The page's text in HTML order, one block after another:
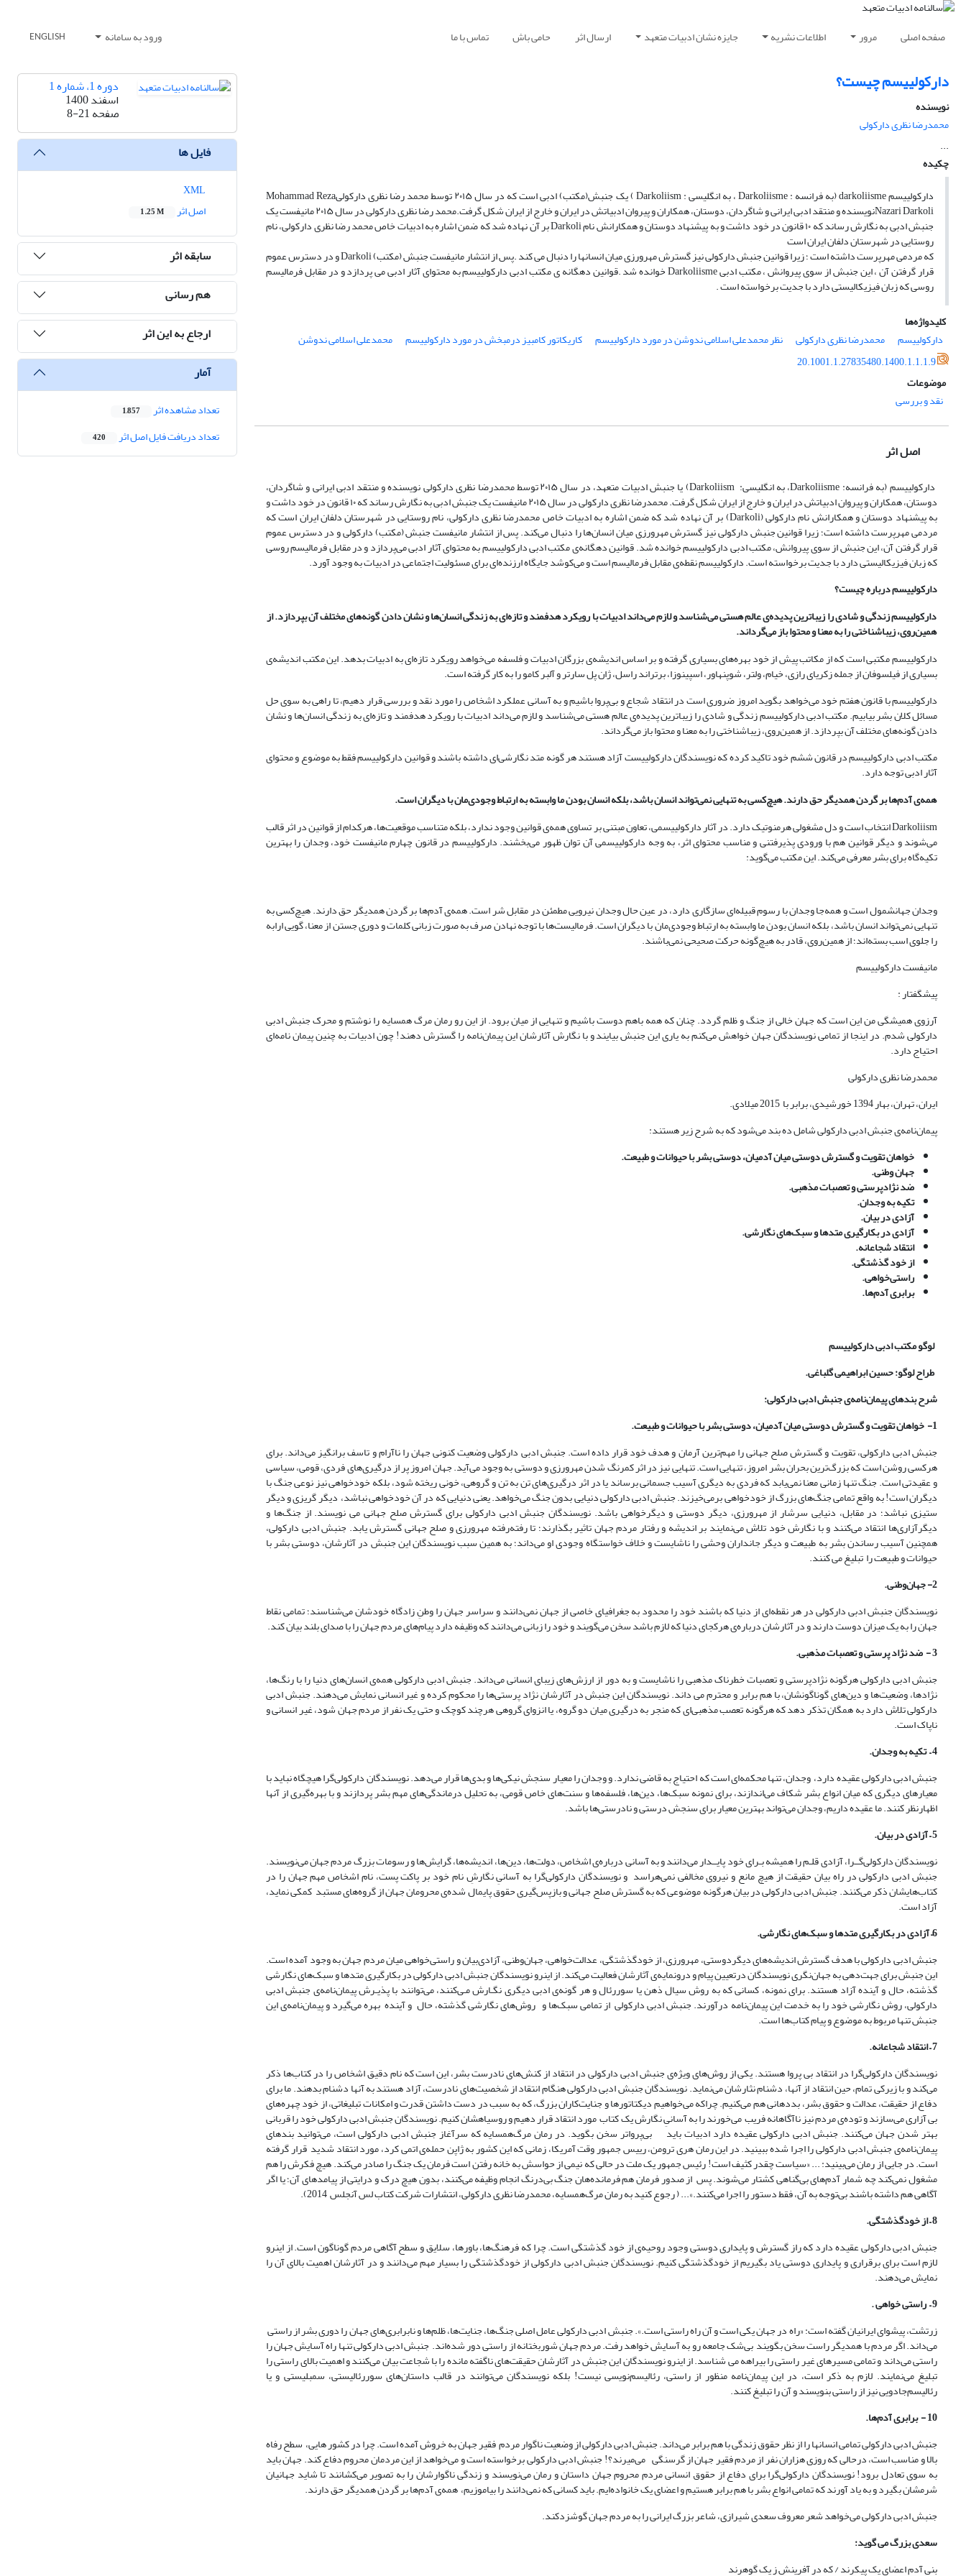
صفحه اصلی مرور اطلاعات نشریه جایزه نشان ادبیات متعهد ارسال اثر حامی باش تماس با ما ورود به سامانه ENGLISH
دارکولییسم چیست؟
نویسنده
محمدرضا نظری دارکولی
...
چکیده
دارکولییسم darkoliisme (به فرانسه : Darkoliisme ، به انگلیسی : Darkoliism ) یک جنبش(مکتب) ادبی است که در سال ۲۰۱۵ توسط محمد رضا نظری دارکولیMohammad Reza
Nazari Darkoliنویسنده و منتقد ادبی ایرانی و شاگردان، دوستان، همکاران و پیروان ادبیاتش در ایران و خارج از ایران شکل گرفت.محمد رضا نظری دارکولی در سال ۲۰۱۵ مانیفست یک
جنبش ادبی به نگارش رساند که ۱۰ قانون در خود داشت و به پیشنهاد دوستان و همکارانش نام Darkoli بر آن نهاده شد که ضمن اشاره به ادبیات خاص محمد رضا نظری دارکولی، نام
روستایی در شهرستان دلفان ایران است
که مردمی مهرپرست داشته است ؛ زیرا قوانین جنبش دارکولی نیز گسترش مهرورزی میان انسانها را دنبال می کند .پس از انتشار مانیفست جنبش (مکتب) Darkoli و در دسترس عموم
قرار گرفتن آن ، این جنبش از سوی پیروانش ، مکتب ادبی Darkoliisme خوانده شد .قوانین دهگانه ی مکتب ادبی دارکولییسم به محتوای آثار ادبی می پردازد و در مقابل فرمالیسم
روسی که زبان فیزیکالیستی دارد با جدیت برخواسته است .
کلیدواژه‌ها
دارکولییسم
محمدرضا نظری دارکولی نظر محمدعلی اسلامی ندوشن در مورد دارکولییسم کاریکاتور کامبیز درمبخش در مورد دارکولییسم
محمدعلی اسلامی ندوشن
20.1001.1.27835480.1400.1.1.1.9
موضوعات
نقد و بررسی
اصل اثر
دارکولییسم (به فرانسه: Darkoliisme، به انگلیسی: Darkoliism) یا جنبش ادبیات متعهد، در سال ۲۰۱۵ توسط محمدرضا نظری دارکولی نویسنده و منتقد ادبی ایرانی و شاگردان،
دوستان، همکاران و پیروان ادبیاتش در ایران و خارج از ایران شکل گرفت. محمدرضا نظری دارکولی در سال ۲۰۱۵ مانیفست یک جنبش ادبی به نگارش رساند که ۱۰ قانون در خود داشت و
به پیشنهاد دوستان و همکارانش نام دارکولی (Darkoli) بر آن نهاده شد که ضمن اشاره به ادبیات خاص محمدرضا نظری دارکولی، نام روستایی در شهرستان دلفان ایران است که
مردمی مهرپرست داشته است؛ زیرا قوانین جنبش دارکولی نیز گسترش مهرورزی میان انسان‌ها را دنبال می‌کند. پس از انتشار مانیفست جنبش (مکتب) دارکولی و در دسترس عموم
قرار گرفتن آن، این جنبش از سوی پیروانش، مکتب ادبی دارکولییسم خوانده شد. قوانین دهگانه‌ی مکتب ادبی دارکولییسم به محتوای آثار ادبی می‌پردازد و در مقابل فرمالیسم روسی
که زبان فیزیکالیستی دارد با جدیت برخواسته است. دارکولییسم نقطه‌ی مقابل فرمالیسم است و می‌‌کوشد جایگاه ارزنده‌ای برای مسئولیت اجتماعی در ادبیات به وجود آورد.
دارکولییسم درباره چیست؟
دارکولییسم زندگی و شادی را زیباترین پدیده‌ی عالم هستی می‌شناسد و لازم می‌داند ادبیات با رویکرد هدفمند و تازه‌ای به زندگی انسان‌ها و نشان دادن گونه‌های مختلف آن بپردازد. از
همین‌روی، زیباشناختی را به معنا و محتوا باز می‌گرداند.
دارکولییسم مکتبی است که از مکاتب پیش از خود بهره‌های بسیاری گرفته و بر اساس اندیشه‌ی بزرگان ادبیات و فلسفه می‌خواهد رویکرد تازه‌ای به ادبیات بدهد. این مکتب اندیشه‌ی
بسیاری از فیلسوفان از جمله زکریای رازی، خیام، ولتر، شوپنهاور، اسپینوزا، برتراند راسل، ژان پل سارتر و آلبر کامو را به کار گرفته است.
دارکولییسم با قانون هفتم خود می‌خواهد بگوید امروز ضروری است در انتقاد شجاع و بی‌پروا باشیم و به آسانی عملکرد اشخاص را مورد نقد و بررسی قرار دهیم، تا راهی به سوی حل
مسائل کلان بشر بیابیم. مکتب ادبی دارکولییسم زندگی و شادی را زیباترین پدیده‌ی عالم هستی می‌شناسد و لازم می‌داند ادبیات با رویکرد هدفمند و تازه‌ای به زندگی انسان‌ها و نشان
دادن گونه‌های مختلف آن بپردازد. از همین‌روی، زیباشناختی را به معنا و محتوا باز می‌گرداند.
مکتب ادبی دارکولییسم در قانون ششم خود تاکید کرده که نویسندگان دارکولییست آزاد هستند هر گونه متد نگارشی‌ای داشته باشند و قوانین دارکولییسم فقط به موضوع و محتوای
آثار ادبی توجه دارد.
همه‌ی آدم‌ها بر گردن همدیگر حق دارند. هیچ‌کسی به تنهایی نمی‌تواند انسان باشد، بلکه انسان بودن ما وابسته به ارتباط وجودی‌مان با دیگران است.
Darkoliism انتخاب است و دل مشغولی هرمنوتیک دارد. در آثار دارکولییسمی، تعاون مبتنی بر تساوی همه‌ی قوانین وجود ندارد، بلکه متناسب موقعیت‌ها، هرکدام از قوانین در اثر قالب
می‌شوند و دیگر قوانین هم با ورودی پذیرفتنی و مناسب محتوای اثر، به وجه دارکولییسمی آن توان ظهور می‌بخشند. دارکولییسم در قانون چهارم مانیفست خود، وجدان را بهترین
تکیه‌گاه برای بشر معرفی می‌کند. این مکتب می‌گوید:
وجدان جهانشمول است و همه‌جا وجدان با رسوم قبیله‌ای سازگاری دارد، در عین حال وجدان نیرویی مطمئن در مقابل شر است. همه‌ی آدم‌ها بر گردن همدیگر حق دارند. هیچ‌کسی به
تنهایی نمی‌تواند انسان باشد، بلکه انسان بودن ما وابسته به ارتباط وجودی‌مان با دیگران است. فرمالیست‌ها با توجه نهادن صرف به صورت زبانی کلمات و دوری جستن از معنا، گویی ارابه
را جلوی اسب بسته‌اند؛ از همین‌روی، قادر به هیچ‌گونه حرکت صحیحی نمی‌باشند.
مانیفست دارکولییسم
پیشگفتار :
آرزوی همیشگی من این است که جهان خالی از جنگ و ظلم گردد. چنان که همه باهم دوست باشیم و تنهایی از میان برود. از این رو رمان مرگ همسایه را نوشتم و محرک جنبش ادبی
دارکولی شدم. در اینجا از تمامی نویسندگان جهان خواهش می‌کنم به یاری این جنبش بیایند و با نگارش آثارشان این پیمان‌نامه را گسترش دهند! چون ادبیات به چنین پیمان نامه‌ای
احتیاج دارد.
محمدرضا نظری دارکولی
ایران، تهران، بهار 1394 خورشیدی، برابر با 2015 میلادی.
پیمان‌نامه‌ی جنبش ادبی دارکولی شامل ده بند می‌شود که به شرح زیر هستند:
خواهان تقویت و گسترش دوستی میان آدمیان، دوستی بشر با حیوانات و طبیعت.
جهان وطنی.
ضد نژادپرستی و تعصبات مذهبی.
تکیه به وجدان.
آزادی در بیان.
آزادی در بکارگیری متدها و سبک‌های نگارشی.
انتقاد شجاعانه.
از خود گذشتگی.
راستی‌خواهی‌.
برابری آدم‌ها.
لوگو مکتب ادبی دارکولییسم
طراح لوگو: حسین ابراهیمی گلباغی.
شرح بند‌های پیمان‌نامه‌ی جنبش ادبی دارکولی:
1- خواهان تقویت و گسترش دوستی میان آدمیان، دوستی بشر با حیوانات و طبیعت.
جنبش ادبی دارکولی، تقویت و گسترش صلح جهانی را مهم‌ترین آرمان و هدف خود قرار داده است‌. جنبش ادبی دارکولی وضعیت کنونی جهان را نا‌آرام و تاسف برانگیز می‌داند‌. برای
هرکسی روشن است که بزرگ‌ترین بحران بشر امروز، تنهایی است. تنهایی نیز در اثر کمرنگ شدن مهرورزی و دوستی به وجود می‌آید. جهان امروز پر از درگیری‌های فردی، قومی، سیاسی
و عقیدتی است. جنگ تنها زمانی معنا نمی‌یابد که فردی به دیگری آسیب جسمانی برساند یا در اثر درگیری‌های تن به تن و گروهی، خونی ریخته شود، بلکه خودخواهی نیز نوعی جنگ با
دیگران است! به واقع تمامی جنگ‌های بزرگ از خودخواهی برمی‌خیزند. جنبش ادبی دارکولی دنیایی بدون جنگ می‌خواهد. یعنی دنیایی که در آن خودخواهی نباشد، دیگر گریزی و دیگر
ستیزی نباشد؛ در مقابل، دنیایی سرشار از مهرورزی، دیگر دوستی و دیگر‌خواهی باشد. نویسندگان جنبش ادبی دارکولی برای گسترش صلح جهانی می نویسند. از جنگ‌ها و
دیگر‌آزاری‌ها انتقاد می‌کنند و با نگارش خود تلاش می‌نمایند بر اندیشه و رفتار مردم جهان تاثیر بگذارند‌؛ تا رفته‌رفته مهرورزی و صلح جهانی گسترش یابد. جنبش ادبی دارکولی‌،
همچنین آسیب رساندن بشر به طبیعت و دیگر جانداران وحشی را ناشایست و خلاف خواستگاه وجودی او می‌داند؛ به همین سبب نویسندگان این جنبش در آثارشان، دوستی بشر با
حیوانات و طبیعت را تبلیغ می کنند.
2- جهان‌وطنی.
نویسندگان جنبش ادبی دارکولی در هر نقطه‌ای از دنیا که باشند خود را محدود به جغرافیای خاصی از جهان نمی‌دانند و سراسر جهان را وطنِ زادگاه خودشان می‌شناسند؛ تمامی نقاط
جهان را به یک میزان دوست دارند و در آثارشان درباره‌ی هرکجای دنیا که لازم باشد سخن می‌گویند و خود را زبانی می‌دانند که وظیفه دارد پیام‌های مردم جهان را با صدای بلند بیان کند.
3 - ضد نژاد پرستی و تعصبات مذهبی.
جنبش ادبی دارکولی هرگونه نژاد‌پرستی و تعصبات خطرناک مذهبی را ناشایست و به دور از ارزش‌های زیبای انسانی می‌داند. جنبش ادبی دارکولی همه‌ی انسان‌های دنیا را با رنگ‌ها،
نژادها، وضعیت‌ها و دین‌های گوناگونشان، با هم برابر و محترم می داند. نویسندگان این جنبش در آثارشان نژاد پرستی‌ها را محکوم کرده و غیر انسانی نمایش می‌دهند. جنبش ادبی
دارکولی تلاش دارد به همگان تذکر دهد که هرگونه تعصب مذهبی‌ای که منجر به درگیری میان دو گروه، یا انزوای گروهی هرچند کوچک و حتی یک نفر از مردم جهان شود، غیر انسانی و
ناپاک است.
4
–تکیه به وجدان.
جنبش ادبی دارکولی عقیده دارد، وجدان، تنها محکمه‌ای است که احتیاج به قاضی ندارد. و وجدان را معیار سنجش نیکی‌ها و بدی‌ها قرار می‌دهد. نویسندگان دارکولی‌گرا هیچگاه نباید با
معیارهای دیگری که میان انواع بشر شکاف می‌اندازند، برای نمونه سبک‌ها، دین‌ها، فلسفه‌ها و سنت‌های خاص قومی، به تحلیل درماندگی‌های مهم بشر پردازند و با بهره‌گیری از آنها
اظهارنظر کنند. ما عقیده داریم، وجدان می‌تواند بهترین معیار برای سنجش درستی و نادرستی‌ها باشد.
5
–آزادی در بیان.
نویسندگان دارکولی‌گــرا، آزادی قلـم را همیشه بـرای خود پایــدار می‌دانند و به آسانی درباره‌ی اشخاص، دولت‌ها، دین‌ها، اندیشه‌ها، گرایش‌ها و رسومات بزرگ مردم جهان می‌نویسند.
جنبش ادبی دارکولی در راه بیان حقیقت از هیچ مانع و نیروی مخالفی نمی‌هراسد و نویسندگان دارکولی‌گرا به آسانیِ نگارشِ نام خود بر پاکت پست‌، نام اشخاص مهم جهان را در
کتاب‌هایشان ذکر می‌کنند. جنبش ادبی دارکولی در بیان هرگونه موضوعی که به گسترش صلح جهانی و بازپس‌گیری حقوق پایمال شده‌ی محرومان جهان از گروه‌های مستبد کمکی نماید،
آزاد است.
6
–آزادی در بکارگیری متد‌ها و سبک‌های نگارشی.
جنبش ادبی دارکولی با هدف گسترش اندیشه‌های دیگر‌دوستی، مهرورزی، از خودگذشتگی، عدالت‌خواهی، جهان‌وطنی، آزادی‌بیان و راستی‌خواهی میان مردم جهان به وجود آمده است.
این جنبش برای جهت‌دهی به جهان‌نگری نویسندگان درتعیین پیام و درونمایه‌ی آثارشان فعالیت می‌کند. از اینرو نویسندگان جنبش ادبی دارکولی در بکارگیری متد‌ها و سبک‌های نگارشی
گذشته، حال و آینده آزاد هستند. برای نمونه، کسانی که به روش سیال ذهن یا سوررئال و هر گونه‌ی ادبی دیگری نگـارش مـی‌کنند، می‌توانند با پذیـرش پیمان‌نامه‌ی جنبش ادبی
دارکولی، روش نگارشی خود را به خدمت این پیمان‌نامه در‌آورند. جنبش ادبی دارکولی از تمامی سبک‌ها و روش‌های نگارشی گذشته، حال و آینده بهره می‌گیرد و پیمان‌نامه‌ی این
جنبش تنها مربوط به موضوع و پیام کتاب‌ها است.
7
–انتقاد شجاعانه.
نویسندگان دارکولی‌گرا در انتقاد بی پروا هستند. یکی از روش‌های ویژه‌ی جنبش ادبی دارکولی در انتقاد از کنش‌های نادرست بشر، این است که نام دقیق اشخاص را در کتاب‌ها ذکر
می‌کند و با زیرکی تمام‌، حین انتقاد از آنها، دشنام نثارشان می‌نماید. نویسندگان جنبش ادبی دارکولی هنگام انتقاد از شخصیت‌های نادرست، آزاد هستند به آنها دشنام بدهند. ما برای
دفاع از حقیقت، عدالت و حقوق بشر، بد‌دهانی هم می‌کنیم. چراکه می‌خواهیم دیکتاتور‌ها و جنایت‌کاران بزرگ‌، که به سبب در دست داشتن قدرت و امکانات تبلیغاتی‌، از خود چهره‌های
بی آزاری می‌سازند و توده‌ی مردم نیز نا‌آگاهانه فریب می‌خورند را به آسانیِ نگارش یک کتاب مورد انتقاد قرار دهیم و روسیاهشان کنیم. نویسندگان جنبش ادبی دارکولی خود را قربانی
بهتر شدن جهان می‌کنند. جنبش ادبی دارکولی عقیده دارد ادبیات باید بی‌پرواتر سخن بگوید. در رمان مرگ‌همسایه که سرآغاز جنبش ادبی دارکولی است، می‌توانید بندهای
پیمان‌نامه‌ی جنبش ادبی دارکولی را اجرا شده ببینید. در این رمان هری ترومن، رییس جمهور وقت آمریکا، زمانی که این کشور به ژاپن حمله‌ی اتمی کرد، مورد انتقاد شدید قرار گرفته
است. در جایی از رمان می‌بینید: ... «‌سیاست چقدر کثیف است! رئیس جمهور یک ملت در حالی که نیمی از حواسش به خانه رفتن است فرمان یک جنگ را صادر می‌کند. هیچ فکرش را هم
مشغول نمی‌کند چه شمار آدم‌های بی‌گناهی کشتار می‌شوند. پس از صدور فرمان هم فرمانده‌هان جنگ بی‌درنگ انجام وظیفه می‌کنند، بدون هیچ درک و درایتی از پیامد‌های آن؛ یا اگر
آگاهی هم داشته باشند بی‌توجه به آن، فقط دستور را اجرا می‌کنند.»... ( رجوع کنید به رمان مرگ‌همسایه، محمد‌رضا نظری دارکولی، انتشارات شرکت کتاب لس آنجلس 2014).
8
–از خود‌گذشتگی.
جنبش ادبی دارکولی عقیده دارد که راز گسترش و پایداری دوستی وجود روحیه‌ی از خود گذشتگی است. چرا که فرهنگ‌ها، باورها، سلایق و سطح آگاهی مردم گوناگون است. از اینرو
لازم است برای برقراری و پایداری دوستی یاد بگیریم از خودگذشتگی کنیم‌. نویسندگان جنبش ادبی دارکولی از خود‌گذشتگی را بسیار مهم می‌دانند و در آثارشان اهمیت بالای آن را
نمایش می‌دهند.
9
–راستی خواهی .
زرتشت، پیشوای ایرانیان گفته است: «راه در جهان یکی است و آن راه راستی است.». جنبش ادبی دارکولی عامل اصلی جنگ‌ها‌، جنایت‌ها، ظلم‌ها و نابرابری‌های جهان را دوری بشر از راستی
می‌داند. اگر مردم با همدیگر راست سخن بگویند بی‌شک جامعه رو به آسایش خواهد رفت‌. مردم جهان شوربختانه از راستی دور شده‌اند. جنبش ادبی دارکولی تنها راه آسایش جهان را
راستی می‌داند و تمامی مسیرهای غیر راستی را بیراهه می شناسد. از اینرو نویسندگان این جنبش در آثارشان حقیقت‌های ناگفته مانده را با شجاعت بیان می‌کنند و اهمیت بالای راستی را
تبلیغ می‌نمایند. لازم به ذکر است، در این پیمان‌نامه منظور از راستی، رئالیسم‌نویسی نیست! بلکه نویسندگان می‌توانند در قالب داستان‌های سوررئالیستی، سمبلیستی و یا
رئالیسم‌جادویی نیز از راستی بنویسند و آن را تبلیغ کنند.
10 - برابری آدم‌ها.
جنبش ادبی دارکولی تمامی انسان­ها را از نظر حقوق زندگی با هم برابر می‌داند. جنبش ادبی دارکولی از وضعیت ناگوار مردم فقیر جهان به خروش آمده است. چرا در کشور هایی، سطح رفاه
بالا و مناسب است، درحالی که روزی هزاران نفر از مردم فقیر جهان از گرسنگی می‌میرند؟! جنبش ادبی دارکولی برخواسته است و می‌خواهد از این مردمان محروم دفاع کند. جهان باید
به سوی تعادل برود! نویسندگان دارکولی‌گرا برای دفاع از حقوق انسانی مردم محروم جهان داستان و رمان می‌نویسند و زندگی ناگوارشان را به تصویر می‌کشانند تا شاید جهانیان
شرمشان بگیرد و به یاد آورند که تمامی انواع بشر با هم برابر هستیم و اعضای یک خانواده‌ایم. باید کسانی که نمی‌دانند را بیاموزیم، همه‌ی آدم‌ها بر گردن همدیگر حق دارند.
جنبش ادبی دارکولی می‌خواهد شعر معروف سعدی شیرازی، شاعر بزرگ ایرانی را به مردم جهان گوشزدکند.
سعدی بزرگ می گوید:
بنی آدم اعضای یک پیکرند / که در آفرینش ز یک گوهرند
دوره 1، شماره 1
اسفند 1400
صفحه8-21
فایل ها
اصل اثر
1.25 M
سابقه اثر
هم رسانی
ارجاع به این اثر
آمار
تعداد مشاهده اثر 1,857
تعداد دریافت فایل اصل اثر 420